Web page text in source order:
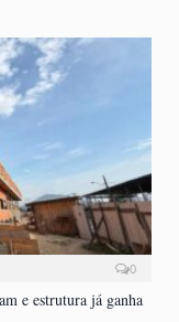
0
e estrutura já ganha